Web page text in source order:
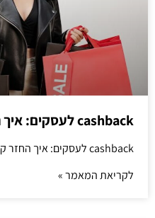
cashback לעסקים: איך החזר קטן יוצר יתרון גדול
cashback לעסקים: איך החזר קטן יוצר יתרון גדול
לקריאת המאמר »